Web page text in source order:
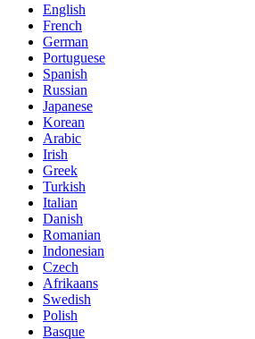
English
French
German
Portuguese
Spanish
Russian
Japanese
Korean
Arabic
Irish
Greek
Turkish
Italian
Danish
Romanian
Indonesian
Czech
Afrikaans
Swedish
Polish
Basque